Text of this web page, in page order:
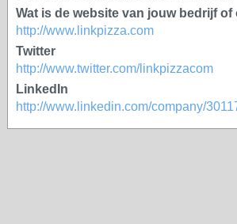
Wat is de website van jouw bedrijf of
http://www.linkpizza.com
Twitter
http://www.twitter.com/linkpizzacom
LinkedIn
http://www.linkedin.com/company/